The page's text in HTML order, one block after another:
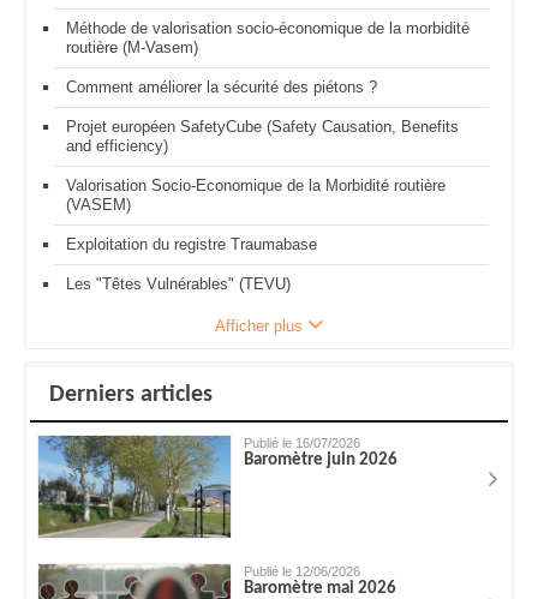
Méthode de valorisation socio-économique de la morbidité
routière (M-Vasem)
Comment améliorer la sécurité des piétons ?
Projet européen SafetyCube (Safety Causation, Benefits
and efficiency)
Valorisation Socio-Economique de la Morbidité routière
(VASEM)
Exploitation du registre Traumabase
Les "Têtes Vulnérables" (TEVU)
Afficher plus
Derniers articles
Publié le 16/07/2026
Baromètre juin 2026
Publié le 12/06/2026
Baromètre mai 2026